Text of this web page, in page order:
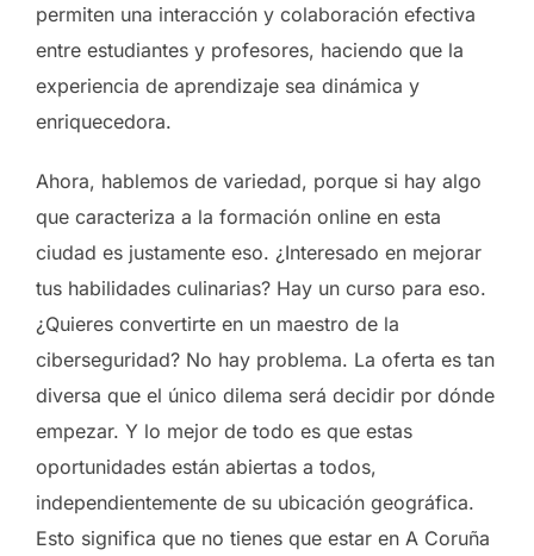
permiten una interacción y colaboración efectiva
entre estudiantes y profesores, haciendo que la
experiencia de aprendizaje sea dinámica y
enriquecedora.
Ahora, hablemos de variedad, porque si hay algo
que caracteriza a la formación online en esta
ciudad es justamente eso. ¿Interesado en mejorar
tus habilidades culinarias? Hay un curso para eso.
¿Quieres convertirte en un maestro de la
ciberseguridad? No hay problema. La oferta es tan
diversa que el único dilema será decidir por dónde
empezar. Y lo mejor de todo es que estas
oportunidades están abiertas a todos,
independientemente de su ubicación geográfica.
Esto significa que no tienes que estar en A Coruña